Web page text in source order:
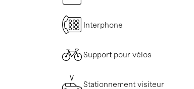
Interphone
Support pour vélos
Stationnement visiteur